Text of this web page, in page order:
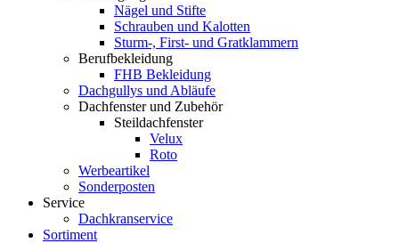
Nägel und Stifte
Schrauben und Kalotten
Sturm-, First- und Gratklammern
Berufbekleidung
FHB Bekleidung
Dachgullys und Abläufe
Dachfenster und Zubehör
Steildachfenster
Velux
Roto
Werbeartikel
Sonderposten
Service
Dachkranservice
Sortiment